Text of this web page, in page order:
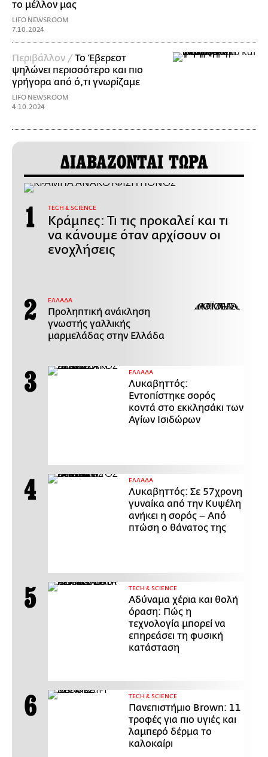
το μέλλον μας
LIFO NEWSROOM
7.10.2024
Περιβάλλον /Το Έβερεστ
ψηλώνει περισσότερο και πιο
γρήγορα από ό,τι γνωρίζαμε
LIFO NEWSROOM
4.10.2024
ΔΙΑΒΑΖΟΝΤΑΙ ΤΩΡΑ
ΤECH & SCIENCE
Κράμπες: Τι τις προκαλεί και τι
να κάνουμε όταν αρχίσουν οι
ενοχλήσεις
ΕΛΛΑΔΑ
Προληπτική ανάκληση
γνωστής γαλλικής
μαρμελάδας στην Ελλάδα
ΕΛΛΑΔΑ
Λυκαβηττός:
Εντοπίστηκε σορός
κοντά στο εκκλησάκι των
Αγίων Ισιδώρων
ΕΛΛΑΔΑ
Λυκαβηττός: Σε 57χρονη
γυναίκα από την Κυψέλη
ανήκει η σορός – Από
πτώση ο θάνατος της
ΤECH & SCIENCE
Αδύναμα χέρια και θολή
όραση: Πώς η
τεχνολογία μπορεί να
επηρεάσει τη φυσική
κατάσταση
ΤECH & SCIENCE
Πανεπιστήμιο Brown: 11
τροφές για πιο υγιές και
λαμπερό δέρμα το
καλοκαίρι